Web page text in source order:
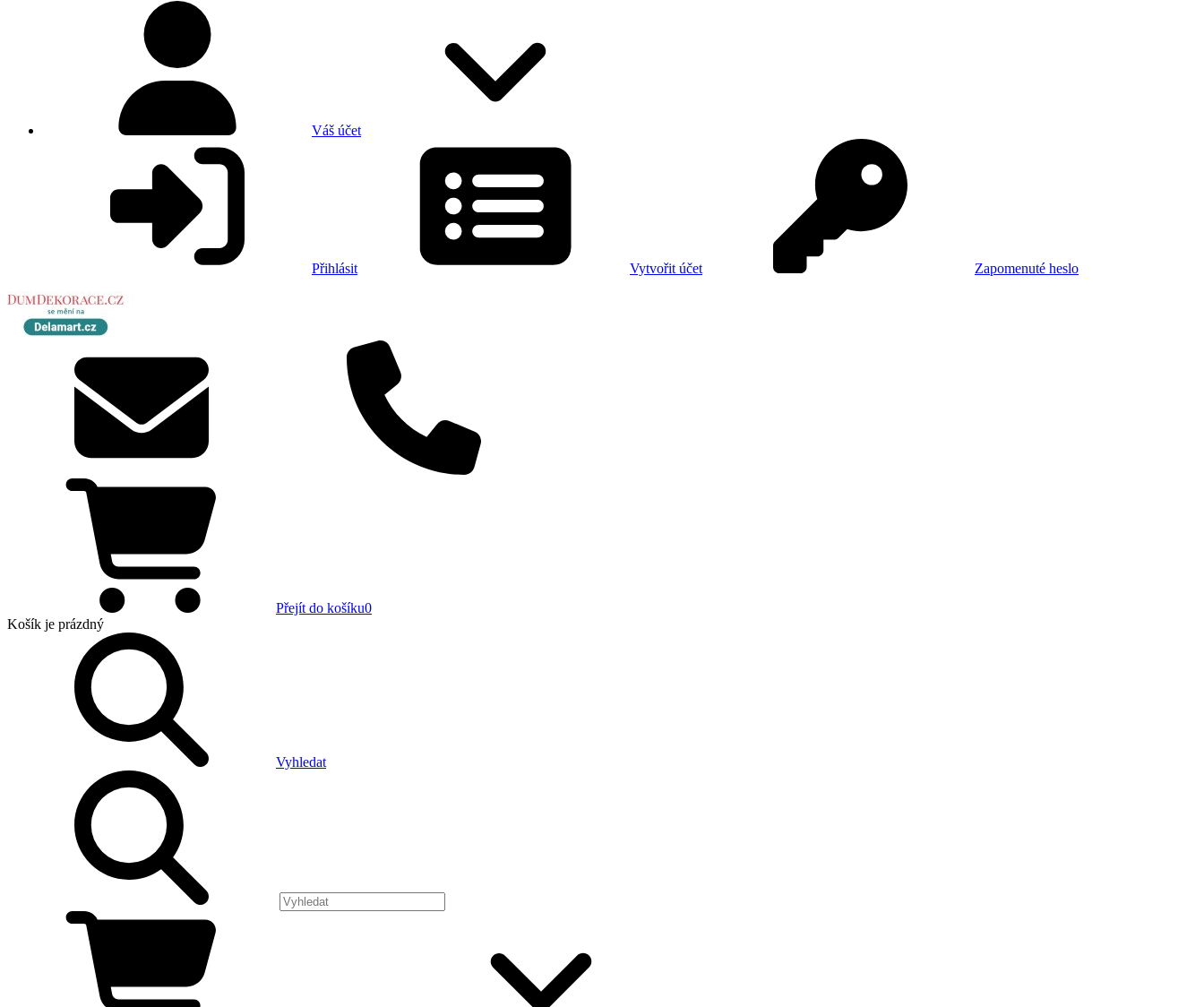
Váš účet
Přihlásit Vytvořit účet Zapomenuté heslo
Přejít do košíku0
Košík je prázdný
Vyhledat